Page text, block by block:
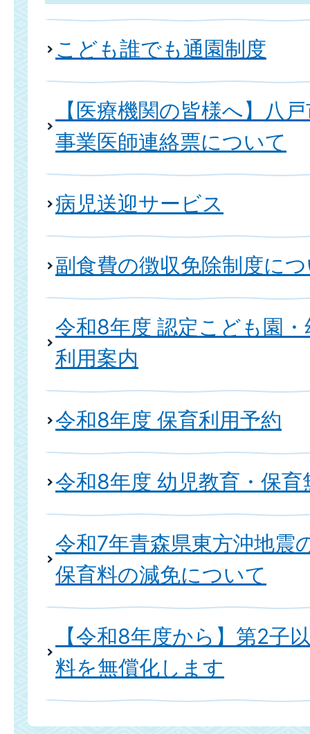
こども誰でも通園制度
【医療機関の皆様へ】八
事業医師連絡票について
病児送迎サービス
副食費の徴収免除制度に
令和8年度 認定こども園
利用案内
令和8年度 保育利用予約
令和8年度 幼児教育・保育
令和7年青森県東方沖地震
保育料の減免について
【令和8年度から】第2子
料を無償化します